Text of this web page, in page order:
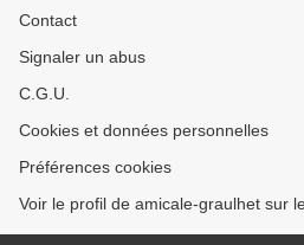
Contact
Signaler un abus
C.G.U.
Cookies et données personnelles
Préférences cookies
Voir le profil de amicale-graulhet sur